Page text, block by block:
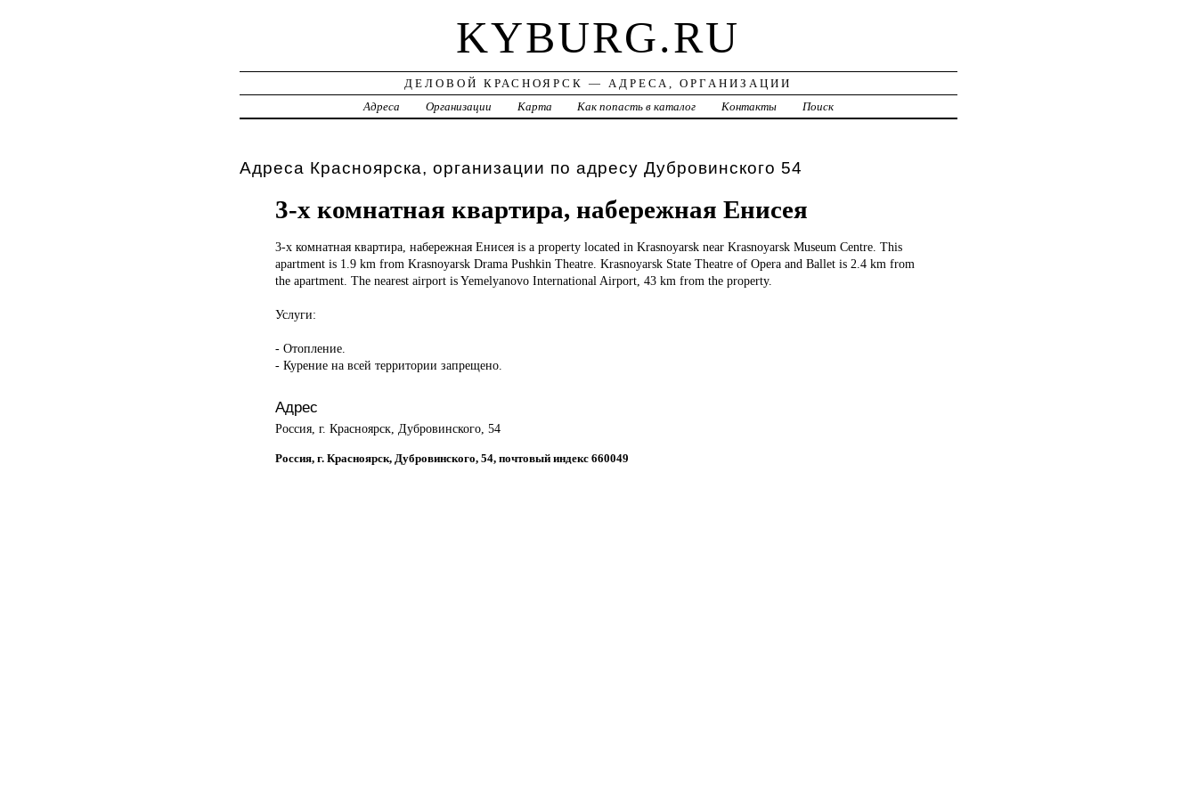
KYBURG.RU
ДЕЛОВОЙ КРАСНОЯРСК — АДРЕСА, ОРГАНИЗАЦИИ
Адреса
Организации Карта Как попасть в каталог Контакты Поиск
Адреса Красноярска, организации по адресу Дубровинского 54
3-x комнатная квартира, набережная Енисея
3-x комнатная квартира, набережная Енисея is a property located in Krasnoyarsk near Krasnoyarsk Museum Centre. This
apartment is 1.9 km from Krasnoyarsk Drama Pushkin Theatre. Krasnoyarsk State Theatre of Opera and Ballet is 2.4 km from
the apartment. The nearest airport is Yemelyanovo International Airport, 43 km from the property.
Услуги:
- Отопление.
- Курение на всей территории запрещено.
Адрес
Россия, г. Красноярск, Дубровинского, 54
Россия, г. Красноярск, Дубровинского, 54, почтовый индекс 660049